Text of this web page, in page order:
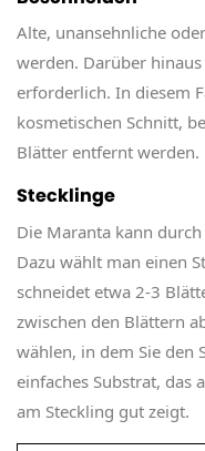
Alte, unansehnliche
werden. Darüber
erforderlich. In diesem
kosmetischen Schnitt,
Blätter entfernt werden.
Stecklinge
Die Maranta kann
Dazu wählt man einen
schneidet etwa 2-3
zwischen den Blättern
wählen, in dem Sie den
einfaches Substrat, das
am Steckling gut zeigt.